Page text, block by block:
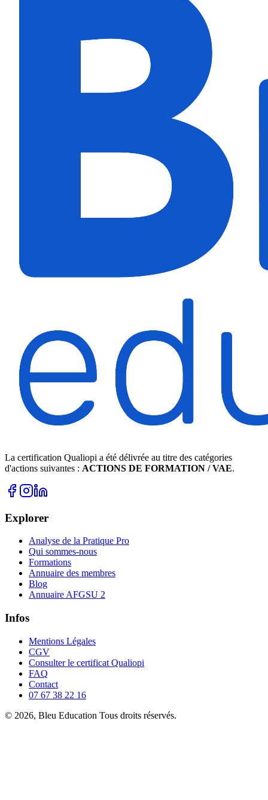
La certification Qualiopi a été délivrée au titre des catégories
d'actions suivantes : ACTIONS DE FORMATION / VAE.
Explorer
Analyse de la Pratique Pro
Qui sommes-nous
Formations
Annuaire des membres
Blog
Annuaire AFGSU 2
Infos
Mentions Légales
CGV
Consulter le certificat Qualiopi
FAQ
Contact
07 67 38 22 16
© 2026, Bleu Education Tous droits réservés.